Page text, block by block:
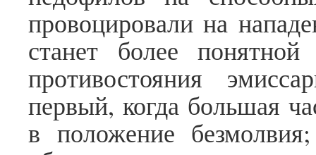
провоцировали на
станет более
противостояния
первый, когда большая
в положение